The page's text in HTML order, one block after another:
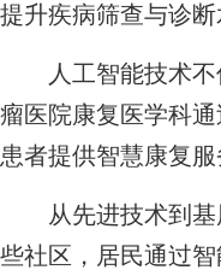
提升疾病筛查与诊断
人工智能技术不
瘤医院康复医学科
患者提供智慧康复
从先进技术到基
些社区，居民通过